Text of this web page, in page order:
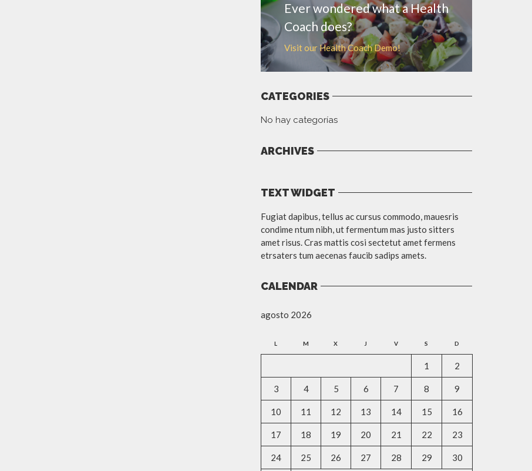
Ever wondered what a Health
Coach does?
Visit our Health Coach Demo!
CATEGORIES
No hay categorías
ARCHIVES
TEXT WIDGET
Fugiat dapibus, tellus ac cursus commodo, mauesris
condime ntum nibh, ut fermentum mas justo sitters
amet risus. Cras mattis cosi sectetut amet fermens
etrsaters tum aecenas faucib sadips amets.
CALENDAR
agosto 2026
L M X J V S D
1 2
3 4 5 6 7 8 9
10 11 12 13 14 15 16
17 18 19 20 21 22 23
24 25 26 27 28 29 30